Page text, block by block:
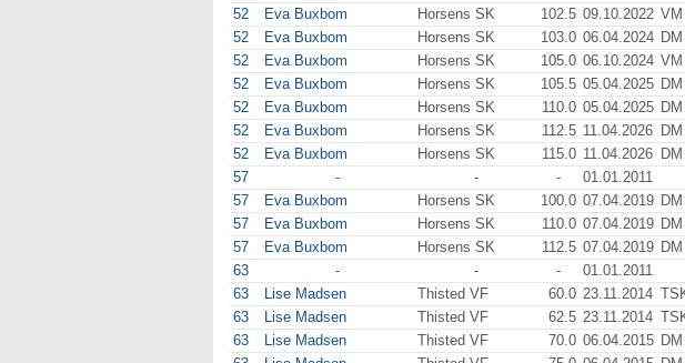
52
Eva Buxbom Horsens SK 102.5 09.10.2022
52
Eva Buxbom Horsens SK 103.0 06.04.2024
52
Eva Buxbom Horsens SK 105.0 06.10.2024
52
Eva Buxbom Horsens SK 105.5 05.04.2025
52
Eva Buxbom Horsens SK 110.0 05.04.2025
52
Eva Buxbom Horsens SK 112.5 11.04.2026
52
Eva Buxbom Horsens SK 115.0 11.04.2026
57
- - - 01.01.2011
57
Eva Buxbom Horsens SK 100.0 07.04.2019
57
Eva Buxbom Horsens SK 110.0 07.04.2019
57
Eva Buxbom Horsens SK 112.5 07.04.2019
63
- - - 01.01.2011
63
Lise Madsen Thisted VF 60.0 23.11.2014
63
Lise Madsen Thisted VF 62.5 23.11.2014
63
Lise Madsen Thisted VF 70.0 06.04.2015